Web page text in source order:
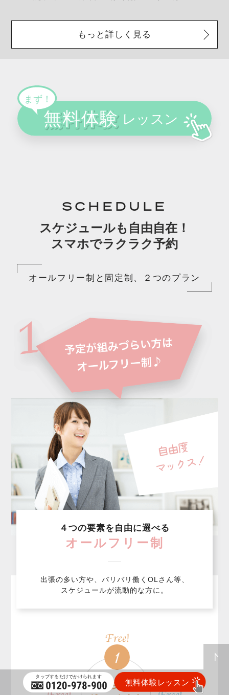
もっと詳しく見る
SCHEDULE
スケジュールも自由自在！
スマホでラクラク予約
オールフリー制と固定制、２つのプラン
４つの要素を自由に選べる
オールフリー制
出張の多い方や、バリバリ働くOLさん等、
スケジュールが流動的な方に。